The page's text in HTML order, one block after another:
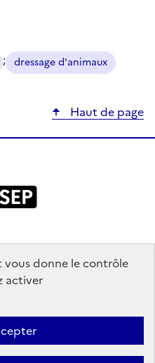
vous donne le contrôle
activer
; dressage d'animaux
Haut de page